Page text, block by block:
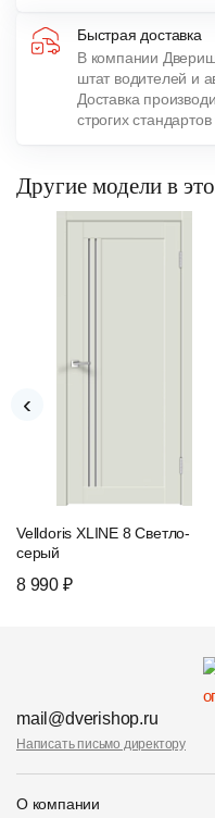
Быстрая доставка
В компании
штат водителей и
Доставка
строгих
Другие модели в
Velldoris XLINE 8 Светло-
серый
8 990 ₽
‹
mail@dverishop.ru
Написать письмо директору
О компании